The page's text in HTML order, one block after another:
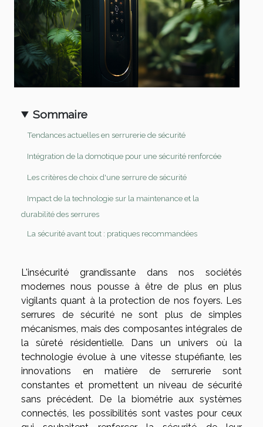
Sommaire
Tendances actuelles en serrurerie de sécurité
Intégration de la domotique pour une sécurité renforcée
Les critères de choix d'une serrure de sécurité
Impact de la technologie sur la maintenance et la
durabilité des serrures
La sécurité avant tout : pratiques recommandées
L'insécurité grandissante dans nos sociétés
modernes nous pousse à être de plus en plus
vigilants quant à la protection de nos foyers. Les
serrures de sécurité ne sont plus de simples
mécanismes, mais des composantes intégrales de
la sûreté résidentielle. Dans un univers où la
technologie évolue à une vitesse stupéfiante, les
innovations en matière de serrurerie sont
constantes et promettent un niveau de sécurité
sans précédent. De la biométrie aux systèmes
connectés, les possibilités sont vastes pour ceux